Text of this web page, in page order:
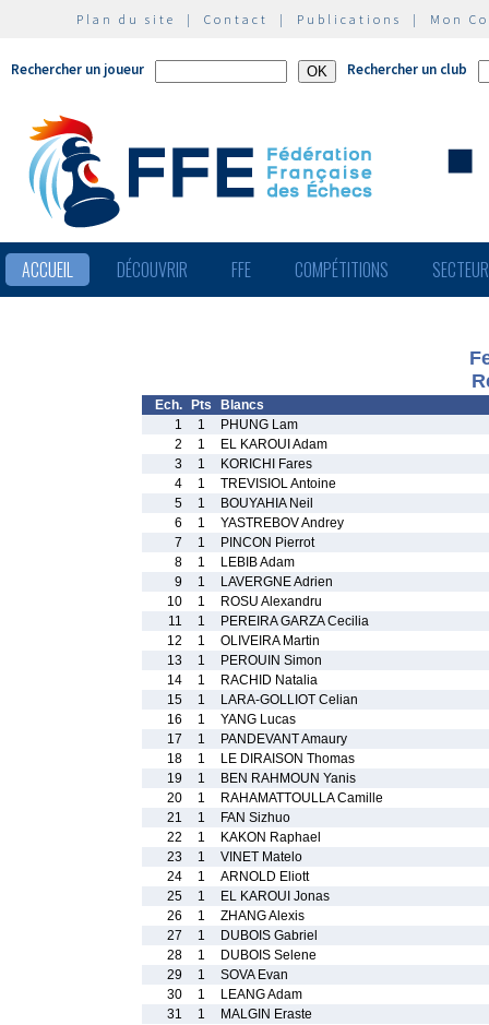
Plan du site | Contact | Publications | Mon
Rechercher un joueur Rechercher un club
ACCUEIL DÉCOUVRIR FFE COMPÉTITIONS
Ech. Pts
Blancs
1
1
PHUNG Lam
2
1
EL KAROUI Adam
3
1
KORICHI Fares
4
1
TREVISIOL Antoine
5
1
BOUYAHIA Neil
6
1
YASTREBOV Andrey
7
1
PINCON Pierrot
8
1
LEBIB Adam
9
1
LAVERGNE Adrien
10
1
ROSU Alexandru
11
1
PEREIRA GARZA Cecilia
12
1
OLIVEIRA Martin
13
1
PEROUIN Simon
14
1
RACHID Natalia
15
1
LARA-GOLLIOT Celian
16
1
YANG Lucas
17
1
PANDEVANT Amaury
18
1
LE DIRAISON Thomas
19
1
BEN RAHMOUN Yanis
20
1
RAHAMATTOULLA Camille
21
1
FAN Sizhuo
22
1
KAKON Raphael
23
1
VINET Matelo
24
1
ARNOLD Eliott
25
1
EL KAROUI Jonas
26
1
ZHANG Alexis
27
1
DUBOIS Gabriel
28
1
DUBOIS Selene
29
1
SOVA Evan
30
1
LEANG Adam
31
1
MALGIN Eraste